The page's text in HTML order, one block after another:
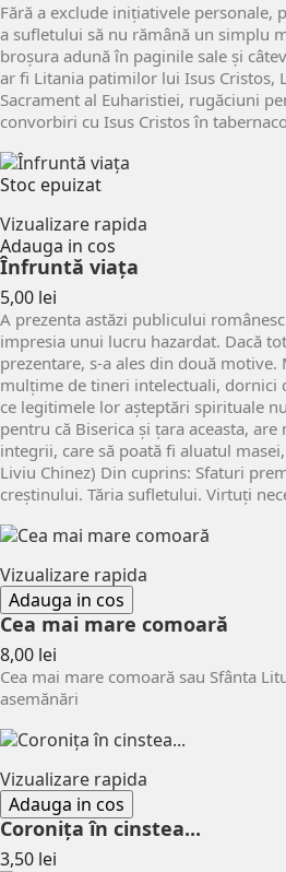
Fără a exclude inițiativele personale,
a sufletului să nu rămână un simplu
broșura adună în paginile sale și
ar fi Litania patimilor lui Isus Cristos,
Sacrament al Euharistiei, rugăciuni
convorbiri cu Isus Cristos în
Stoc epuizat
Vizualizare rapida
Adauga in cos
Înfruntă viaţa
5,00 lei
A prezenta astăzi publicului
impresia unui lucru hazardat. Dacă
prezentare, s-a ales din două motive.
mulţime de tineri intelectuali, dornici
ce legitimele lor aşteptări spirituale
pentru că Biserica şi ţara aceasta,
integrii, care să poată fi aluatul
Liviu Chinez) Din cuprins: Sfaturi
creştinului. Tăria sufletului. Virtuţi
Vizualizare rapida
Adauga in cos
Cea mai mare comoară
8,00 lei
Cea mai mare comoară sau Sfânta
asemănări
Vizualizare rapida
Adauga in cos
Coronița în cinstea...
3,50 lei